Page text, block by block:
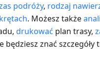
podróży, rodzaj
. Możesz także
drukować plan trasy,
znać szczegóły